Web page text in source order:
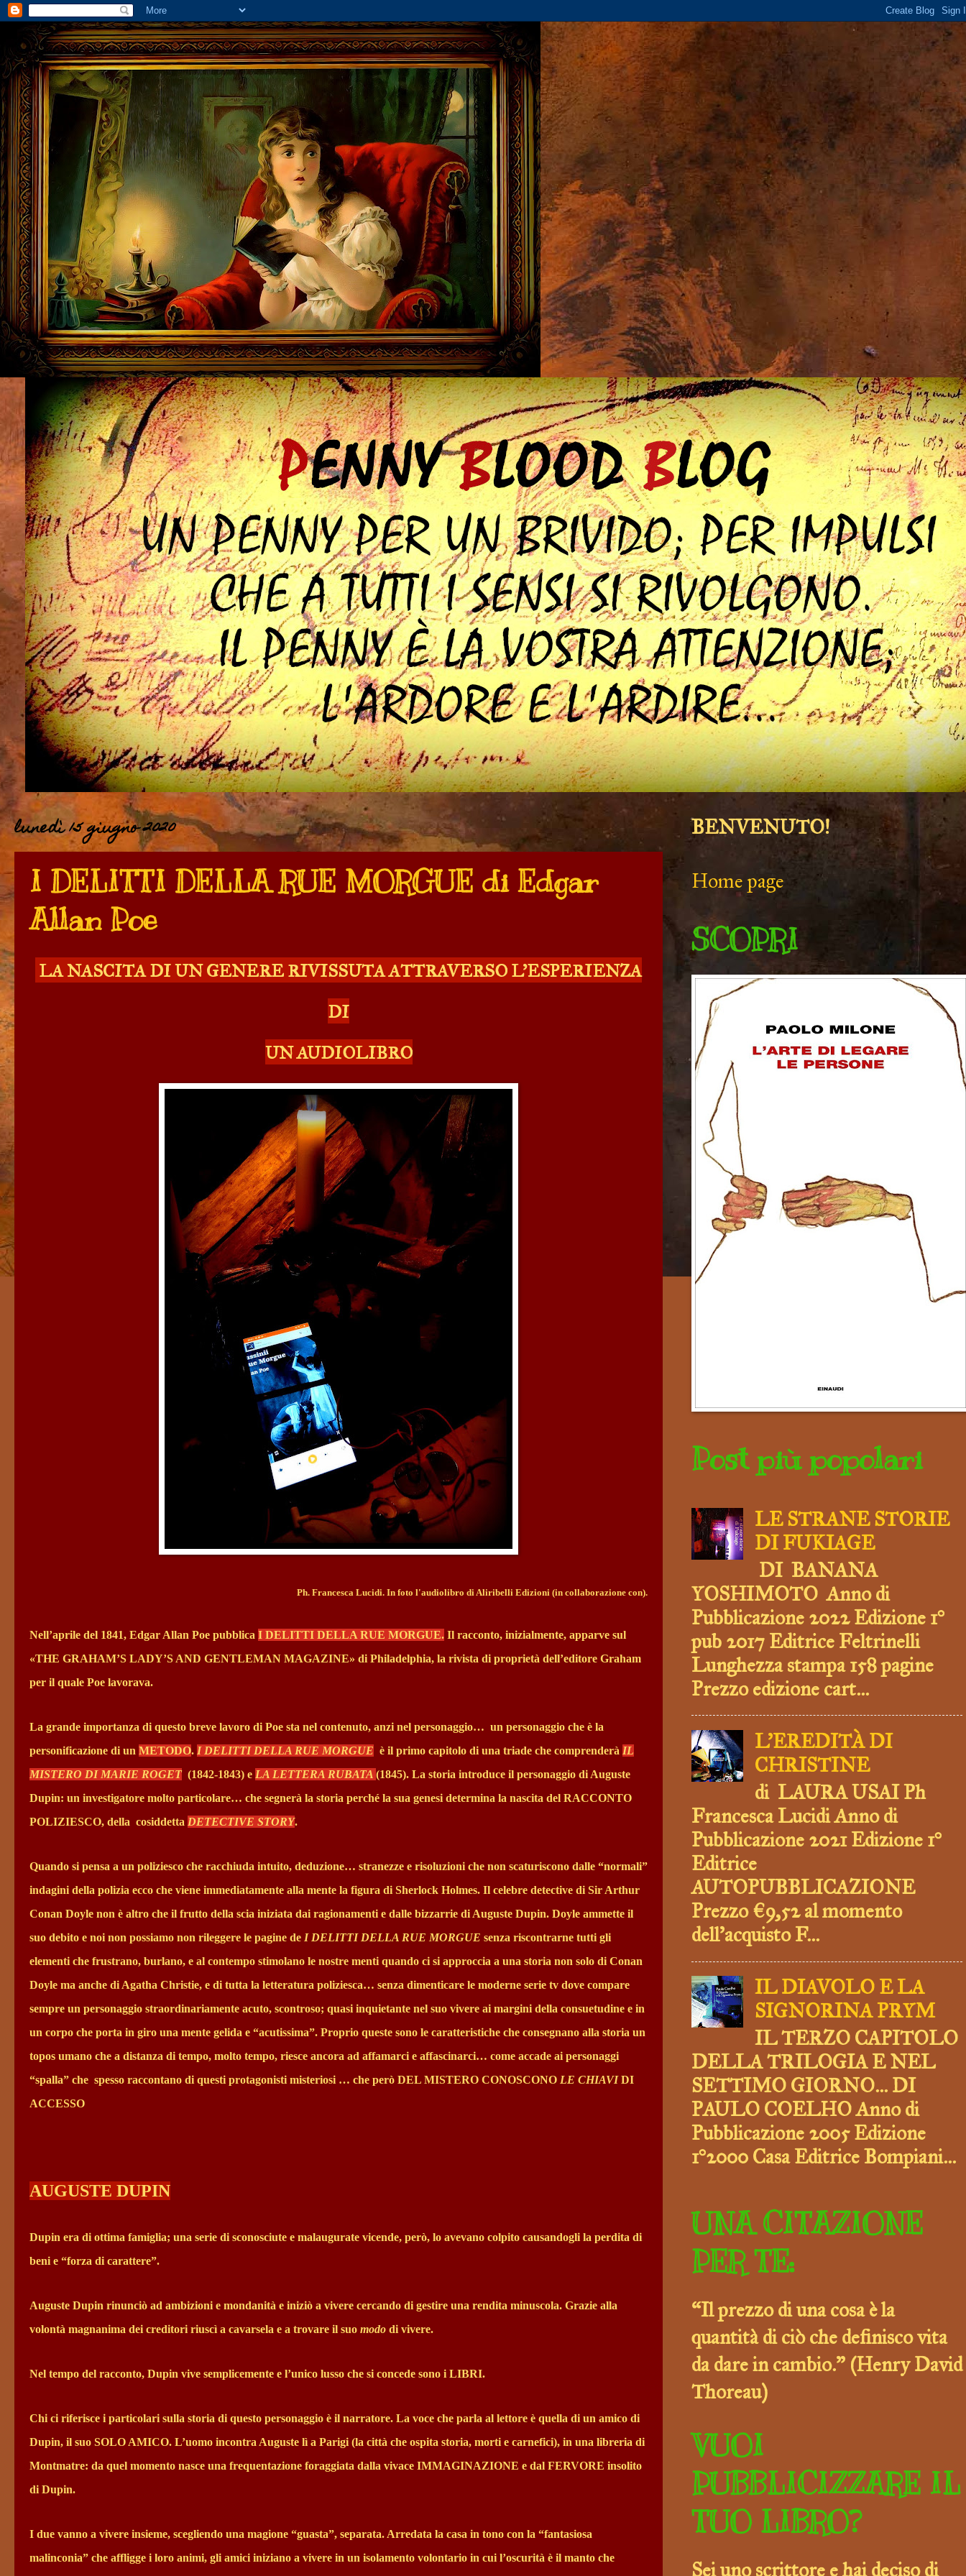
lunedì 15 giugno 2020
I DELITTI DELLA RUE MORGUE di Edgar
Allan Poe
LA NASCITA DI UN GENERE RIVISSUTA ATTRAVERSO L'ESPERIENZA
DI
UN AUDIOLIBRO
Ph. Francesca Lucidi. In foto l'audiolibro di Aliribelli Edizioni (in collaborazione con).
Nell’aprile del 1841, Edgar Allan Poe pubblica I DELITTI DELLA RUE MORGUE. Il racconto, inizialmente, apparve sul
«THE GRAHAM’S LADY’S AND GENTLEMAN MAGAZINE» di Philadelphia, la rivista di proprietà dell’editore Graham
per il quale Poe lavorava.
La grande importanza di questo breve lavoro di Poe sta nel contenuto, anzi nel personaggio… un personaggio che è la
personificazione di un METODO. I DELITTI DELLA RUE MORGUE è il primo capitolo di una triade che comprenderà IL
MISTERO DI MARIE ROGET (1842-1843) e LA LETTERA RUBATA (1845). La storia introduce il personaggio di Auguste
Dupin: un investigatore molto particolare… che segnerà la storia perché la sua genesi determina la nascita del RACCONTO
POLIZIESCO, della cosiddetta DETECTIVE STORY.
Quando si pensa a un poliziesco che racchiuda intuito, deduzione… stranezze e risoluzioni che non scaturiscono dalle “normali”
indagini della polizia ecco che viene immediatamente alla mente la figura di Sherlock Holmes. Il celebre detective di Sir Arthur
Conan Doyle non è altro che il frutto della scia iniziata dai ragionamenti e dalle bizzarrie di Auguste Dupin. Doyle ammette il
suo debito e noi non possiamo non rileggere le pagine de I DELITTI DELLA RUE MORGUE senza riscontrarne tutti gli
elementi che frustrano, burlano, e al contempo stimolano le nostre menti quando ci si approccia a una storia non solo di Conan
Doyle ma anche di Agatha Christie, e di tutta la letteratura poliziesca… senza dimenticare le moderne serie tv dove compare
sempre un personaggio straordinariamente acuto, scontroso; quasi inquietante nel suo vivere ai margini della consuetudine e in
un corpo che porta in giro una mente gelida e “acutissima”. Proprio queste sono le caratteristiche che consegnano alla storia un
topos umano che a distanza di tempo, molto tempo, riesce ancora ad affamarci e affascinarci… come accade ai personaggi
“spalla” che spesso raccontano di questi protagonisti misteriosi … che però DEL MISTERO CONOSCONO LE CHIAVIDI
ACCESSO
AUGUSTE DUPIN
Dupin era di ottima famiglia; una serie di sconosciute e malaugurate vicende, però, lo avevano colpito causandogli la perdita di
beni e “forza di carattere”.
Auguste Dupin rinunciò ad ambizioni e mondanità e iniziò a vivere cercando di gestire una rendita minuscola. Grazie alla
volontà magnanima dei creditori riuscì a cavarsela e a trovare il suo modo di vivere.
Nel tempo del racconto, Dupin vive semplicemente e l’unico lusso che si concede sono i LIBRI.
Chi ci riferisce i particolari sulla storia di questo personaggio è il narratore. La voce che parla al lettore è quella di un amico di
Dupin, il suo SOLO AMICO. L’uomo incontra Auguste lì a Parigi (la città che ospita storia, morti e carnefici), in una libreria di
Montmatre: da quel momento nasce una frequentazione foraggiata dalla vivace IMMAGINAZIONE e dal FERVORE insolito
di Dupin.
I due vanno a vivere insieme, scegliendo una magione “guasta”, separata. Arredata la casa in tono con la “fantasiosa
malinconia” che affligge i loro animi, gli amici iniziano a vivere in un isolamento volontario in cui l’oscurità è il manto che
BENVENUTO!
Home page
SCOPRI
Post più popolari
LE STRANE STORIE
DI FUKIAGE
DI BANANA
YOSHIMOTO Anno di
Pubblicazione 2022 Edizione 1°
pub 2017 Editrice Feltrinelli
Lunghezza stampa 158 pagine
Prezzo edizione cart...
L'EREDITÀ DI
CHRISTINE
di LAURA USAI Ph
Francesca Lucidi Anno di
Pubblicazione 2021 Edizione 1°
Editrice
AUTOPUBBLICAZIONE
Prezzo €9,52 al momento
dell’acquisto F...
IL DIAVOLO E LA
SIGNORINA PRYM
IL TERZO CAPITOLO
DELLA TRILOGIA E NEL
SETTIMO GIORNO... DI
PAULO COELHO Anno di
Pubblicazione 2005 Edizione
1°2000 Casa Editrice Bompiani...
UNA CITAZIONE
PER TE:
“Il prezzo di una cosa è la
quantità di ciò che definisco vita
da dare in cambio.” (Henry David
Thoreau)
VUOI
PUBBLICIZZARE IL
TUO LIBRO?
Sei uno scrittore e hai deciso di